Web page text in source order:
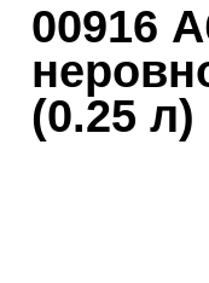
00916
(0.25 л)